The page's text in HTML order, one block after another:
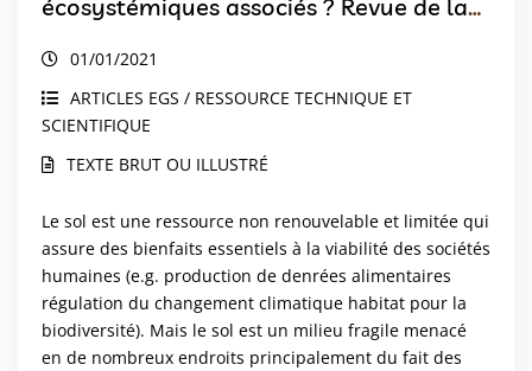
écosystémiques associés ? Revue de la
ateliers participatifs
01/01/2021
ARTICLES EGS / RESSOURCE TECHNIQUE ET
SCIENTIFIQUE
TEXTE BRUT OU ILLUSTRÉ
Le sol est une ressource non renouvelable et limitée qui
assure des bienfaits essentiels à la viabilité des sociétés
humaines (e.g. production de denrées alimentaires
régulation du changement climatique habitat pour la
biodiversité). Mais le sol est un milieu fragile menacé
en de nombreux endroits principalement du fait des